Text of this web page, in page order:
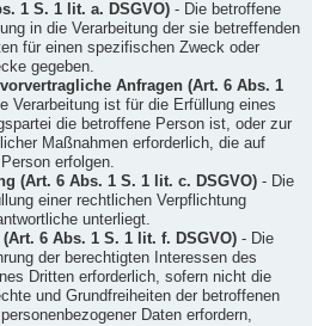
1 S. 1 lit. a. DSGVO)- Die betroffene
in die Verarbeitung der sie betreffenden
für einen spezifischen Zweck oder
gegeben.
Anfragen (Art. 6 Abs. 1
Verarbeitung ist für die Erfüllung eines
die betroffene Person ist, oder zur
Maßnahmen erforderlich, die auf
erfolgen.
(Art. 6 Abs. 1 S. 1 lit. c. DSGVO)- Die
einer rechtlichen Verpflichtung
unterliegt.
6 Abs. 1 S. 1 lit. f. DSGVO)- Die
der berechtigten Interessen des
Dritten erforderlich, sofern nicht die
und Grundfreiheiten der betroffenen
Daten erfordern,